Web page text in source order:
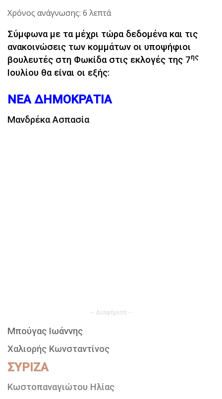
Χρόνος ανάγνωσης: 6 λεπτά
Σύμφωνα με τα μέχρι τώρα δεδομένα και τις
ανακοινώσεις των κομμάτων οι υποψήφιοι
βουλευτές στη Φωκίδα στις εκλογές της 7ης
Ιουλίου θα είναι οι εξής:
ΝΕΑ ΔΗΜΟΚΡΑΤΙΑ
Μανδρέκα Ασπασία
-- Διαφήμιση --
Μπούγας Ιωάννης
Χαλιορής Κωνσταντίνος
ΣΥΡΙΖΑ
Κωστοπαναγιώτου Ηλίας